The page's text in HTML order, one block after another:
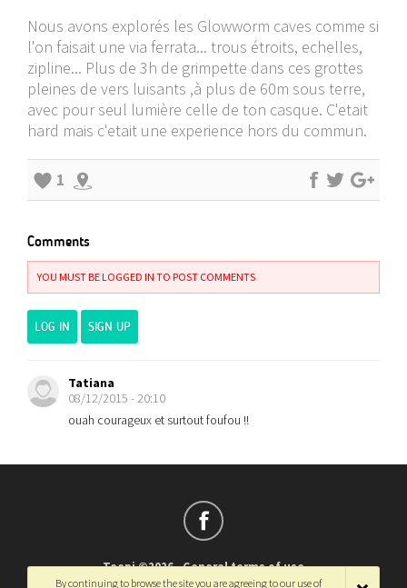
Nous avons explorés les Glowworm caves comme si
l'on faisait une via ferrata... trous étroits, echelles,
zipline... Plus de 3h de grimpette dans ces grottes
pleines de vers luisants ,à plus de 60m sous terre,
avec pour seul lumière celle de ton casque. C'etait
hard mais c'etait une experience hors du commun.
1
Comments
YOU MUST BE LOGGED IN TO POST COMMENTS
LOG IN SIGN UP
Tatiana
08/12/2015 - 20:10
ouah courageux et surtout foufou !!
Teepi ©2026-General terms of use
By continuing to browse the site you are agreeing to our use of